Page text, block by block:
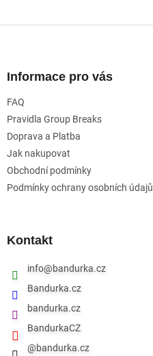
Informace pro vás
FAQ
Pravidla Group Breaks
Doprava a Platba
Jak nakupovat
Obchodní podmínky
Podmínky ochrany osobních údajů
Kontakt
info@bandurka.cz
Bandurka.cz
bandurka.cz
BandurkaCZ
@bandurka.cz